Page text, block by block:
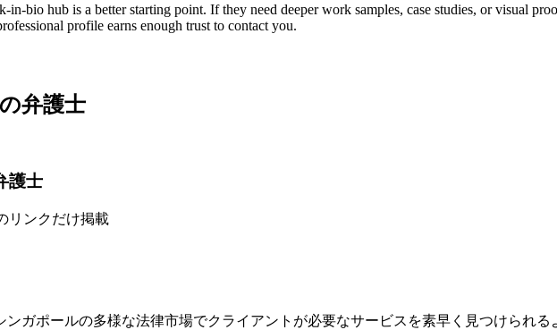
bio hub is a better starting point. If they need deeper work samples, case studies, or visual
profile earns enough trust to contact you.
弁護士
護士
リンクだけ掲載
ガポールの多様な法律市場でクライアントが必要なサービスを素早く見つけられる